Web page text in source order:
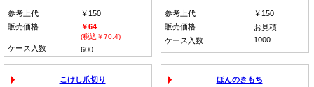
参考上代
￥150
販売価格
￥64
(税込￥70.4)
ケース入数 600
参考上代
￥150
販売価格
お見積
ケース入数
1000
こけし爪切り ほんのきもち